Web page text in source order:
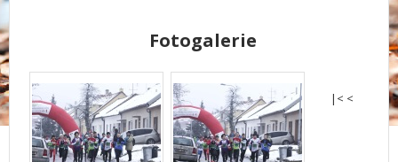
Fotogalerie
|< <